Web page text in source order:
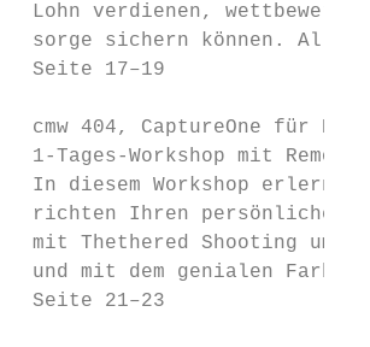
Lohn verdienen,
sorge sichern können.
Seite 17–19
cmw 404, CaptureOne für
1-Tages-Workshop mit Remo
In diesem Workshop
richten Ihren
mit Thethered Shooting
und mit dem genialen
Seite 21–23